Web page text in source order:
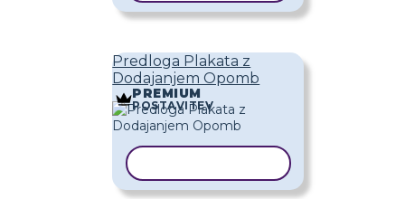
Predloga Plakata z
Dodajanjem Opomb
PREMIUM
POSTAVITEV